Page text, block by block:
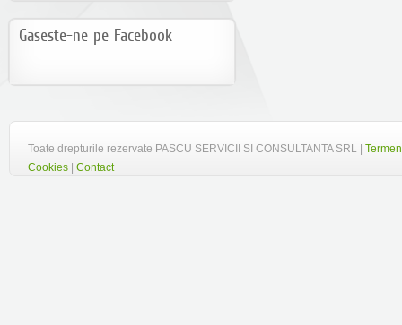
Gaseste-ne pe Facebook
Toate drepturile rezervate PASCU SERVICII SI CONSULTANTA SRL |
Cookies
Contact